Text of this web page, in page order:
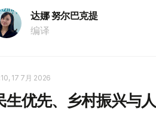
达娜 努尔巴克提
编译
17 7月 2026
生优先、乡村振兴与